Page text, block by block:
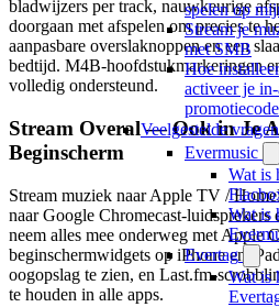
spelen op
Stream je
met SMB
Hoe
activeer je
promotiecode
Veelgestelde vragen
Evermusic
Wat is
Wat is
Evertag
Wat is
bladwijzers per track, nauwkeurige
doorgaan met afspelen om precies te
aanpasbare overslaknoppen en een
bedtijd. M4B-hoofdstukmarkeringen
volledig ondersteund.
Stream Overal — Ook in Je
Beginscherm
Stream muziek naar Apple TV /
naar Google Chromecast-luidsprekers
neem alles mee onderweg met Apple
beginschermwidgets op iPhone en
oogopslag te zien, en Last.fm-
te houden in alle apps.